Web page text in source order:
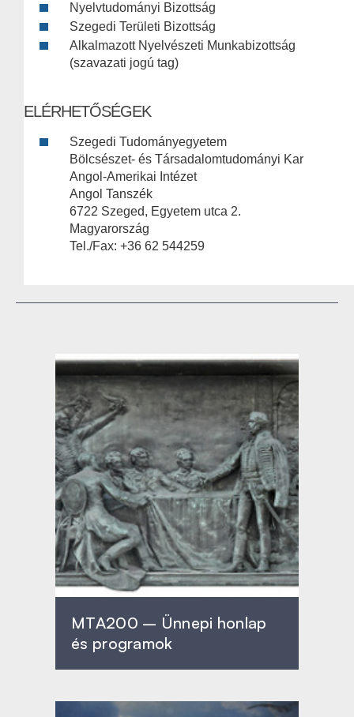
Nyelvtudományi Bizottság
Szegedi Területi Bizottság
Alkalmazott Nyelvészeti Munkabizottság
(szavazati jogú tag)
ELÉRHETŐSÉGEK
Szegedi Tudományegyetem
Bölcsészet- és Társadalomtudományi Kar
Angol-Amerikai Intézet
Angol Tanszék
6722 Szeged, Egyetem utca 2.
Magyarország
Tel./Fax: +36 62 544259
MTA200 – Ünnepi honlap
és programok